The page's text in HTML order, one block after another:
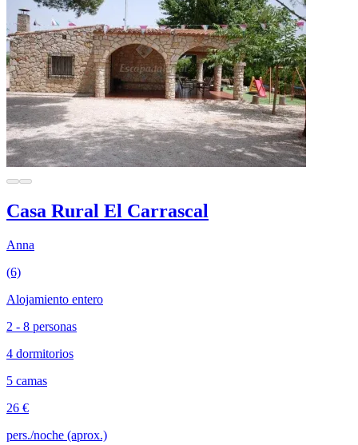
Casa Rural El Carrascal
Anna
(6)
Alojamiento entero
2 - 8 personas
4 dormitorios
5 camas
26 €
pers./noche (aprox.)